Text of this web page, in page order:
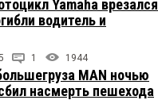
Yamaha врезался
водитель и
1 1944
MAN ночью
насмерть пешехода